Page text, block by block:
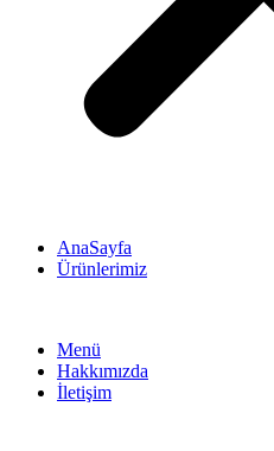
AnaSayfa
Ürünlerimiz
Menü
Hakkımızda
İletişim